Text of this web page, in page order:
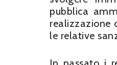
pubblica
realizzazione
le relative